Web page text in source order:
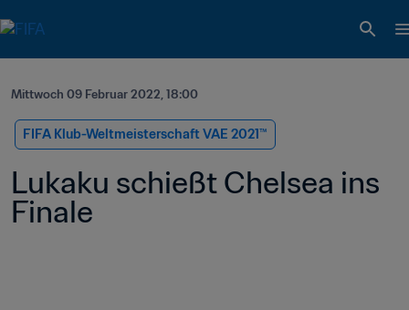
Mittwoch 09 Februar 2022, 18:00
FIFA Klub-Weltmeisterschaft VAE 2021™
Lukaku schießt Chelsea ins
Finale